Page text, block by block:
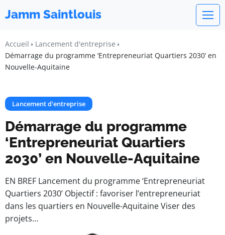
Jamm Saintlouis
Accueil
Lancement d'entreprise
Démarrage du programme ‘Entrepreneuriat Quartiers 2030’ en
Nouvelle-Aquitaine
Lancement d'entreprise
Démarrage du programme
‘Entrepreneuriat Quartiers
2030’ en Nouvelle-Aquitaine
EN BREF Lancement du programme ‘Entrepreneuriat
Quartiers 2030’ Objectif : favoriser l’entrepreneuriat
dans les quartiers en Nouvelle-Aquitaine Viser des
projets…